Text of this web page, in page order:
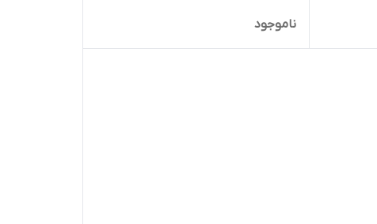
ناموجود